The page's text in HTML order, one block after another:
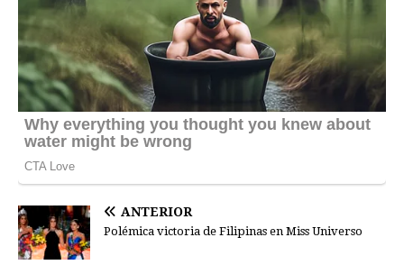
ANTERIOR
Polémica victoria de Filipinas en Miss Universo